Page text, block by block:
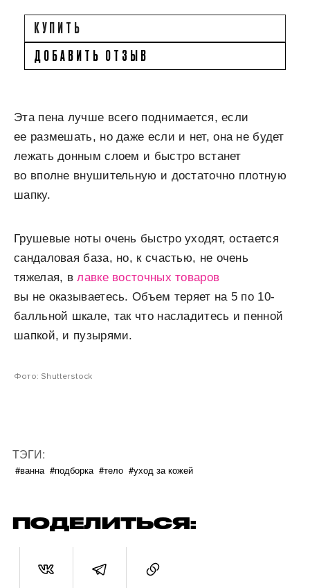
КУПИТЬ
ДОБАВИТЬ ОТЗЫВ
Эта пена лучше всего поднимается, если
ее размешать, но даже если и нет, она не будет
лежать донным слоем и быстро встанет
во вполне внушительную и достаточно плотную
шапку.
Грушевые ноты очень быстро уходят, остается
сандаловая база, но, к счастью, не очень
тяжелая, влавке восточных товаров
вы не оказываетесь. Объем теряет на 5 по 10-
балльной шкале, так что насладитесь и пенной
шапкой, и пузырями.
Фото: Shutterstock
ТЭГИ:
#ванна #подборка #тело #уход за кожей
ПОДЕЛИТЬСЯ: